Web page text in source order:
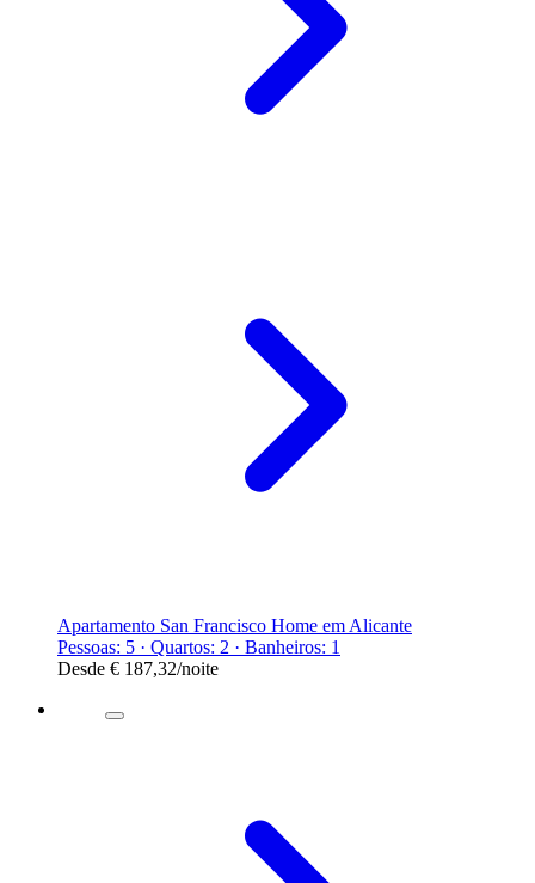
Apartamento San Francisco Home em Alicante
Pessoas: 5 · Quartos: 2 · Banheiros: 1
Desde € 187,32/noite